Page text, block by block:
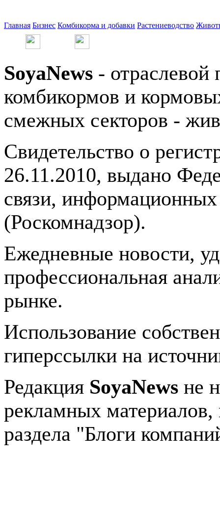
Главная Бизнес Комбикорма и добавки Растениеводство
SoyaNews - отраслевой
комбикормов и
смежных секторов -
Свидетельство о
26.11.2010, выдано
связи,
(Роскомнадзор).
Ежедневные новости,
профессиональная
рынке.
Использование
гиперссылки на
Редакция SoyaNews не
рекламных
раздела "Блоги